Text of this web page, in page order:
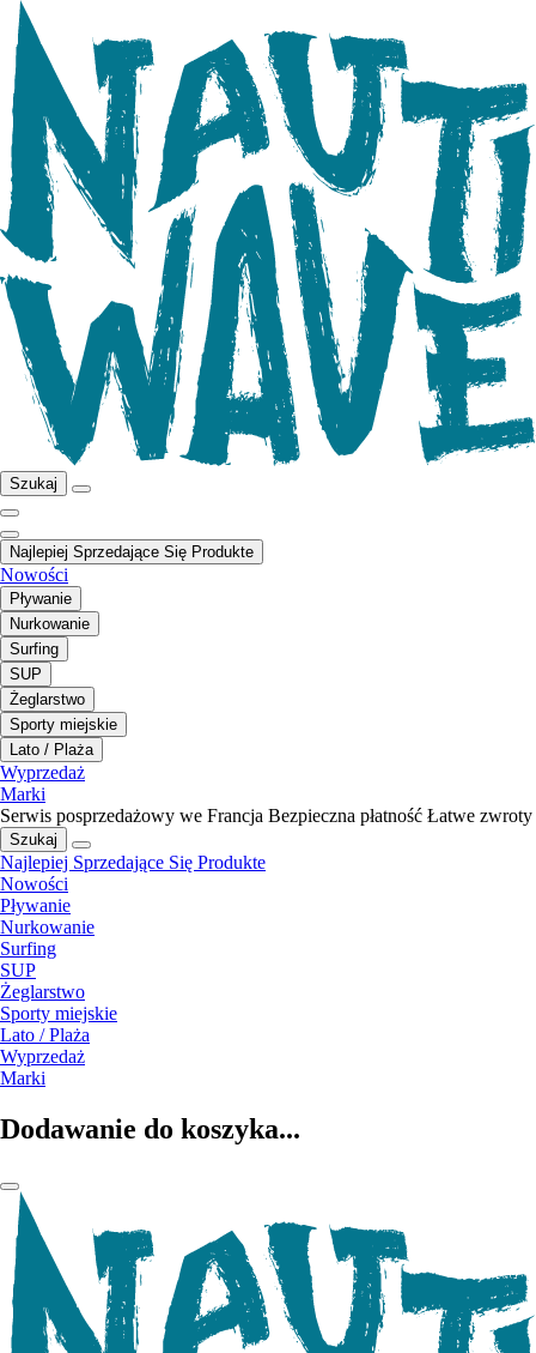
Szukaj
Najlepiej Sprzedające Się Produkte
Nowości
Pływanie
Nurkowanie
Surfing
SUP
Żeglarstwo
Sporty miejskie
Lato / Plaża
Wyprzedaż
Marki
Serwis posprzedażowy we Francja Bezpieczna płatność Łatwe zwroty
Szukaj
Najlepiej Sprzedające Się Produkte
Nowości
Pływanie
Nurkowanie
Surfing
SUP
Żeglarstwo
Sporty miejskie
Lato / Plaża
Wyprzedaż
Marki
Dodawanie do koszyka...